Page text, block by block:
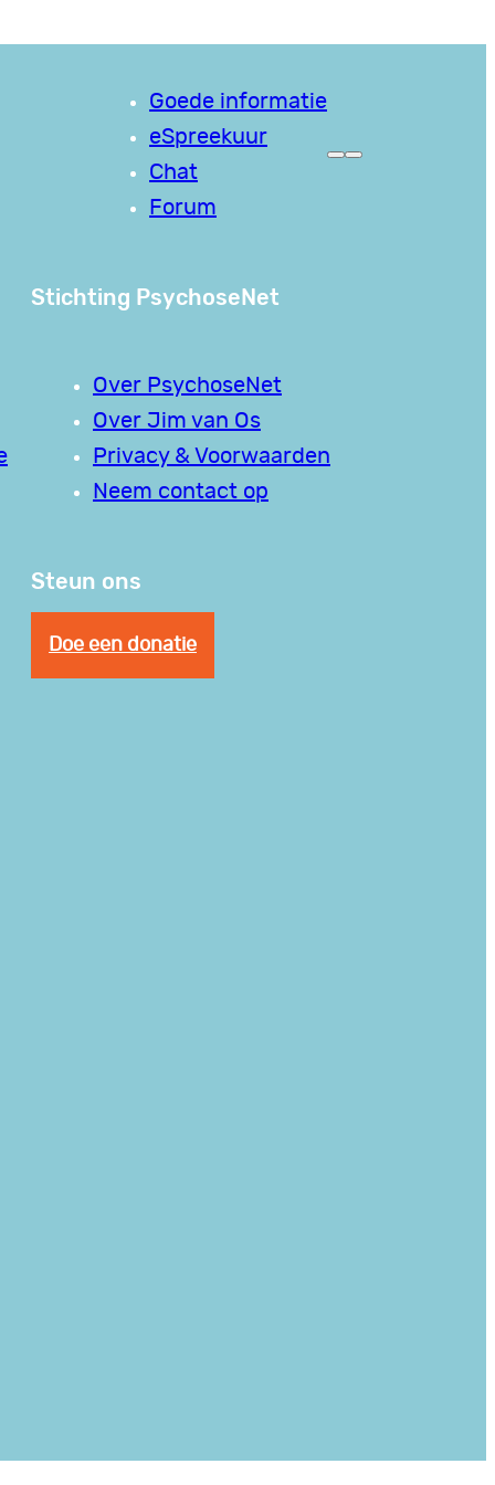
Goede informatie
eSpreekuur
Chat
Forum
Stichting PsychoseNet
Over PsychoseNet
Over Jim van Os
Privacy & Voorwaarden
Neem contact op
Steun ons
Doe een donatie